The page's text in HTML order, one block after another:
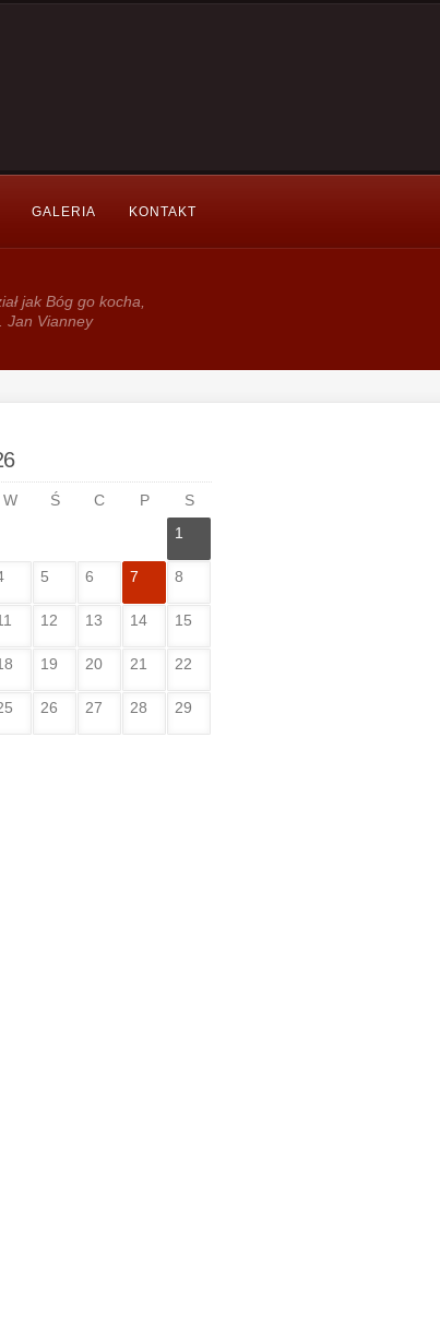
GALERIA KONTAKT
jak Bóg go kocha,
Jan Vianney
W Ś C P
S
1
5 6 7 8
12 13 14 15
19 20 21 22
26 27 28 29